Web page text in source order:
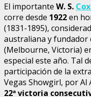
El importante W. S.
corre desde 1922en
(1831-1895),
australiana y fundador
(Melbourne, Victoria)
especial este año. Tal
participación de la
Vegas Showgirl, por Al
22ª victoria